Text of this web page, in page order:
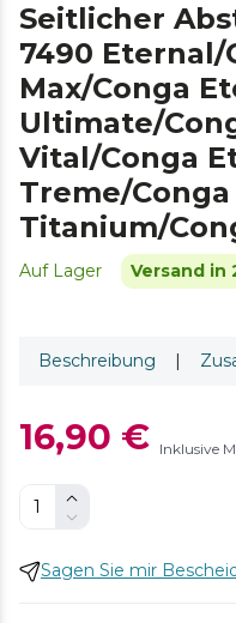
Seitlicher
7490 Eternal/
Max/Conga
Ultimate/
Vital/Conga
Treme/
Titanium/
Auf Lager Versand in
Beschreibung |
16,90 € Inklusive
Sagen Sie mir